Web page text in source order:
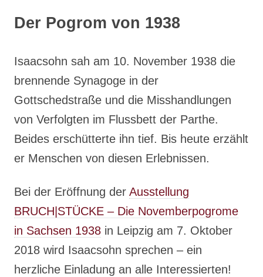
Der Pogrom von 1938
Isaacsohn sah am 10. November 1938 die
brennende Synagoge in der
Gottschedstraße und die Misshandlungen
von Verfolgten im Flussbett der Parthe.
Beides erschütterte ihn tief. Bis heute erzählt
er Menschen von diesen Erlebnissen.
Bei der Eröffnung der Ausstellung
BRUCH|STÜCKE – Die Novemberpogrome
in Sachsen 1938 in Leipzig am 7. Oktober
2018 wird Isaacsohn sprechen – ein
herzliche Einladung an alle Interessierten!